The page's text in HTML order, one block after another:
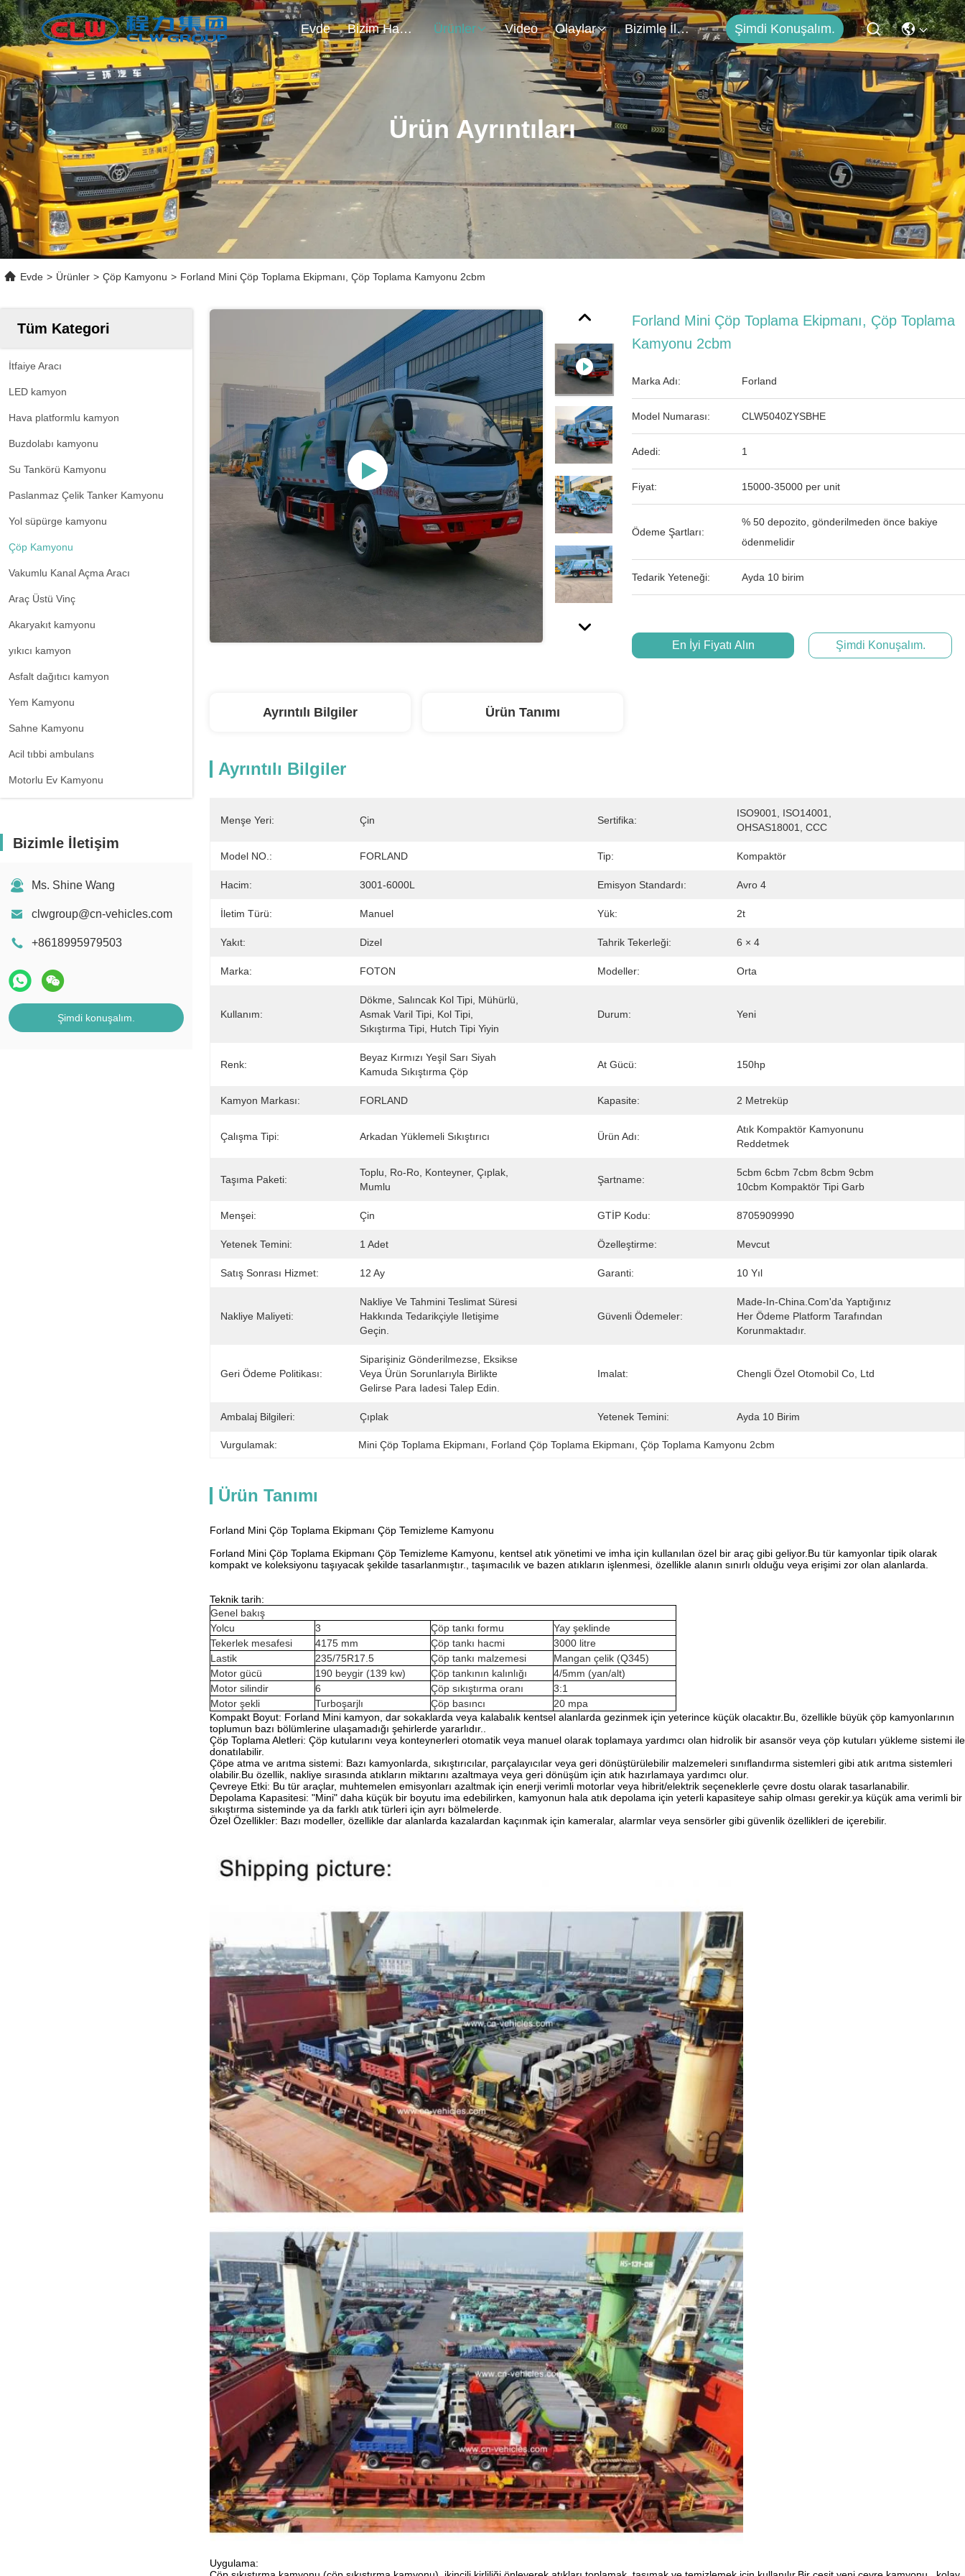
Evde Bizim Hakkımızda Ürünler Video Olaylar Bizimle İletişim Şimdi Konuşalım.
Ürün Ayrıntıları
Evde > Ürünler > Çöp Kamyonu > Forland Mini Çöp Toplama Ekipmanı, Çöp Toplama Kamyonu 2cbm
Tüm Kategori
İtfaiye Aracı
LED kamyon
Hava platformlu kamyon
Buzdolabı kamyonu
Su Tankörü Kamyonu
Paslanmaz Çelik Tanker Kamyonu
Yol süpürge kamyonu
Çöp Kamyonu
Vakumlu Kanal Açma Aracı
Araç Üstü Vinç
Akaryakıt kamyonu
yıkıcı kamyon
Asfalt dağıtıcı kamyon
Yem Kamyonu
Sahne Kamyonu
Acil tıbbi ambulans
Motorlu Ev Kamyonu
Bizimle İletişim
Ms. Shine Wang
clwgroup@cn-vehicles.com
+8618995979503
Şimdi konuşalım.
Forland Mini Çöp Toplama Ekipmanı, Çöp Toplama
Kamyonu 2cbm
Marka Adı: Forland
Model Numarası: CLW5040ZYSBHE
Adedi: 1
Fiyat: 15000-35000 per unit
Ödeme Şartları:
% 50 depozito, gönderilmeden önce bakiye
ödenmelidir
Tedarik Yeteneği: Ayda 10 birim
En İyi Fiyatı Alın Şimdi Konuşalım.
Ayrıntılı Bilgiler Ürün Tanımı
Ayrıntılı Bilgiler
Menşe Yeri: Çin Sertifika:
ISO9001, ISO14001,
OHSAS18001, CCC
Model NO.: FORLAND Tip: Kompaktör
Hacim: 3001-6000L Emisyon Standardı: Avro 4
İletim Türü: Manuel Yük: 2t
Yakıt: Dizel Tahrik Tekerleği: 6 × 4
Marka: FOTON Modeller: Orta
Kullanım:
Dökme, Salıncak Kol Tipi, Mühürlü,
Asmak Varil Tipi, Kol Tipi,
Sıkıştırma Tipi, Hutch Tipi Yiyin
Durum: Yeni
Renk:
Beyaz Kırmızı Yeşil Sarı Siyah
Kamuda Sıkıştırma Çöp
At Gücü: 150hp
Kamyon Markası: FORLAND Kapasite: 2 Metreküp
Çalışma Tipi: Arkadan Yüklemeli Sıkıştırıcı Ürün Adı:
Atık Kompaktör Kamyonunu
Reddetmek
Taşıma Paketi:
Toplu, Ro-Ro, Konteyner, Çıplak,
Mumlu
Şartname:
5cbm 6cbm 7cbm 8cbm 9cbm
10cbm Kompaktör Tipi Garb
Menşei: Çin GTİP Kodu: 8705909990
Yetenek Temini: 1 Adet Özelleştirme: Mevcut
Satış Sonrası Hizmet: 12 Ay Garanti: 10 Yıl
Nakliye Maliyeti:
Nakliye Ve Tahmini Teslimat Süresi
Hakkında Tedarikçiyle Iletişime
Geçin.
Güvenli Ödemeler:
Made-In-China.com'da Yaptığınız
Her Ödeme Platform Tarafından
Korunmaktadır.
Geri Ödeme Politikası:
Siparişiniz Gönderilmezse, Eksikse
Veya Ürün Sorunlarıyla Birlikte
Gelirse Para Iadesi Talep Edin.
Imalat: Chengli Özel Otomobil Co, Ltd
Ambalaj Bilgileri: Çıplak Yetenek Temini: Ayda 10 Birim
Vurgulamak: Mini Çöp Toplama Ekipmanı Forland Çöp Toplama Ekipmanı Çöp Toplama Kamyonu 2cbm
Ürün Tanımı
Forland Mini Çöp Toplama Ekipmanı Çöp Temizleme Kamyonu
Forland Mini Çöp Toplama Ekipmanı Çöp Temizleme Kamyonu, kentsel atık yönetimi ve imha için kullanılan özel bir araç gibi geliyor.Bu tür kamyonlar tipik olarak
kompakt ve koleksiyonu taşıyacak şekilde tasarlanmıştır., taşımacılık ve bazen atıkların işlenmesi, özellikle alanın sınırlı olduğu veya erişimi zor olan alanlarda.
Teknik tarih:
Genel bakış
Yolcu
3 Çöp tankı formu
Yay şeklinde
Tekerlek mesafesi
4175 mm Çöp tankı hacmi
3000 litre
Lastik
235/75R17.5 Çöp tankı malzemesi
Mangan çelik (Q345)
Motor gücü
190 beygir (139 kw) Çöp tankının kalınlığı
4/5mm (yan/alt)
Motor silindir
6 Çöp sıkıştırma oranı
3:1
Motor şekli
Turboşarjlı Çöp basıncı
20 mpa
Kompakt Boyut: Forland Mini kamyon, dar sokaklarda veya kalabalık kentsel alanlarda gezinmek için yeterince küçük olacaktır.Bu, özellikle büyük çöp kamyonlarının
toplumun bazı bölümlerine ulaşamadığı şehirlerde yararlıdır..
Çöp Toplama Aletleri: Çöp kutularını veya konteynerleri otomatik veya manuel olarak toplamaya yardımcı olan hidrolik bir asansör veya çöp kutuları yükleme sistemi ile
donatılabilir.
Çöpe atma ve arıtma sistemi: Bazı kamyonlarda, sıkıştırıcılar, parçalayıcılar veya geri dönüştürülebilir malzemeleri sınıflandırma sistemleri gibi atık arıtma sistemleri
olabilir.Bu özellik, nakliye sırasında atıkların miktarını azaltmaya veya geri dönüşüm için atık hazırlamaya yardımcı olur.
Çevreye Etki: Bu tür araçlar, muhtemelen emisyonları azaltmak için enerji verimli motorlar veya hibrit/elektrik seçeneklerle çevre dostu olarak tasarlanabilir.
Depolama Kapasitesi: "Mini" daha küçük bir boyutu ima edebilirken, kamyonun hala atık depolama için yeterli kapasiteye sahip olması gerekir.ya küçük ama verimli bir
sıkıştırma sisteminde ya da farklı atık türleri için ayrı bölmelerde.
Özel Özellikler: Bazı modeller, özellikle dar alanlarda kazalardan kaçınmak için kameralar, alarmlar veya sensörler gibi güvenlik özellikleri de içerebilir.
Uygulama: